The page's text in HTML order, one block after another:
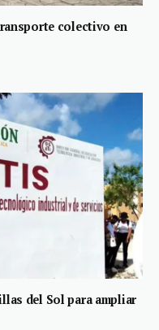
colectivo en
del Sol para ampliar